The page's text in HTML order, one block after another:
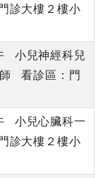
診大樓２樓小
小兒神經科兒
看診區：門
小兒心臟科一
診大樓２樓小